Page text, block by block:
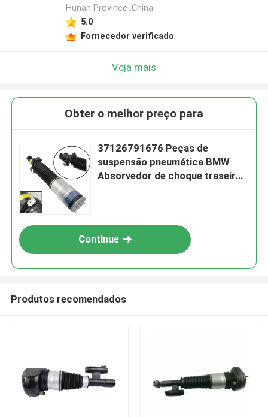
Hunan Province ,China
5.0
Fornecedor verificado
Veja mais
Obter o melhor preço para
37126791676 Peças de
suspensão pneumática BMW
Absorvedor de choque traseiro
Continue
Produtos recomendados